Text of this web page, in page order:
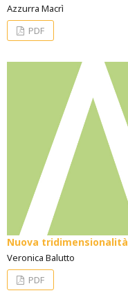
Azzurra Macrì
PDF
Nuova tridimensionalità
Veronica Balutto
PDF